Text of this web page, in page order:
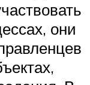
они